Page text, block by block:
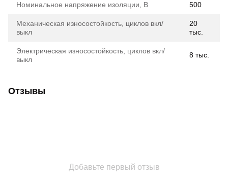
Номинальное напряжение изоляции, В 500
Механическая износостойкость, циклов вкл/
выкл
20
тыс.
Электрическая износостойкость, циклов вкл/
выкл
8 тыс.
Отзывы
Добавьте первый отзыв